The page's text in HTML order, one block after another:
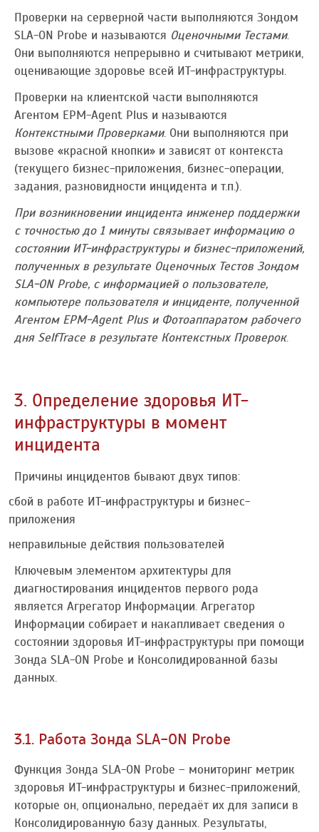
Проверки на серверной части выполняются Зондом
SLA-ON Probe и называются Оценочными Тестами.
Они выполняются непрерывно и считывают метрики,
оценивающие здоровье всей ИТ-инфраструктуры.
Проверки на клиентской части выполняются
Агентом EPM-Agent Plus и называются
Контекстными Проверками. Они выполняются при
вызове «красной кнопки» и зависят от контекста
(текущего бизнес-приложения, бизнес-операции,
задания, разновидности инцидента и т.п.).
При возникновении инцидента инженер поддержки
с точностью до 1 минуты связывает информацию о
состоянии ИТ-инфраструктуры и бизнес-приложений,
полученных в результате Оценочных Тестов Зондом
SLA-ON Probe, с информацией о пользователе,
компьютере пользователя и инциденте, полученной
Агентом EPM-Agent Plus и Фотоаппаратом рабочего
дня SelfTrace в результате Контекстных Проверок.
3. Определение здоровья ИТ-
инфраструктуры в момент
инцидента
Причины инцидентов бывают двух типов:
сбой в работе ИТ-инфраструктуры и бизнес-
приложения
неправильные действия пользователей
Ключевым элементом архитектуры для
диагностирования инцидентов первого рода
является Агрегатор Информации. Агрегатор
Информации собирает и накапливает сведения о
состоянии здоровья ИТ-инфраструктуры при помощи
Зонда SLA-ON Probe и Консолидированной базы
данных.
3.1. Работа Зонда SLA-ON Probe
Функция Зонда SLA-ON Probe – мониторинг метрик
здоровья ИТ-инфраструктуры и бизнес-приложений,
которые он, опционально, передаёт их для записи в
Консолидированную базу данных. Результаты,